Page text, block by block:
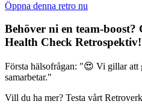
Öppna denna retro nu
Behöver ni en team-boost?
Health Check Retrospektiv!
Första hälsofrågan: "😍 Vi gillar
samarbetar."
Vill du ha mer? Testa vårt